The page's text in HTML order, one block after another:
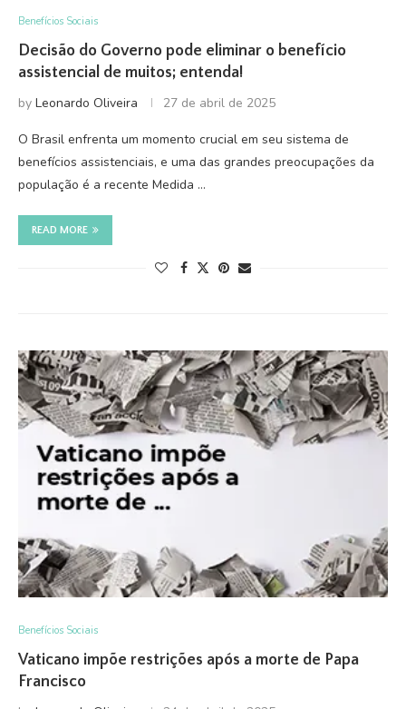
Benefícios Sociais
Decisão do Governo pode eliminar o benefício
assistencial de muitos; entenda!
by Leonardo Oliveira 27 de abril de 2025
O Brasil enfrenta um momento crucial em seu sistema de
benefícios assistenciais, e uma das grandes preocupações da
população é a recente Medida …
READ MORE
Benefícios Sociais
Vaticano impõe restrições após a morte de Papa
Francisco